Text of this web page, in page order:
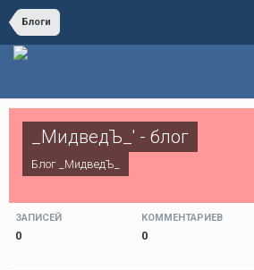
Блоги
_МидведЪ_' - блог
Блог _МидведЪ_
ЗАПИСЕЙ
0
КОММЕНТАРИЕВ
0